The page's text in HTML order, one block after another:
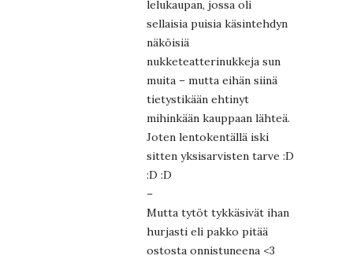
lelukaupan, jossa oli
sellaisia puisia käsintehdyn
näköisiä
nukketeatterinukkeja sun
muita – mutta eihän siinä
tietystikään ehtinyt
mihinkään kauppaan lähteä.
Joten lentokentällä iski
sitten yksisarvisten tarve :D
:D :D
–
Mutta tytöt tykkäsivät ihan
hurjasti eli pakko pitää
ostosta onnistuneena <3